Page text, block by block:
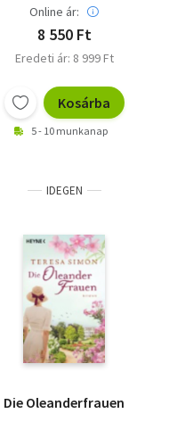
Guide des Social-
Media-Stars
Online ár:
8 550 Ft
Eredeti ár: 8 999 Ft
Kosárba
5 - 10 munkanap
IDEGEN
Die Oleanderfrauen